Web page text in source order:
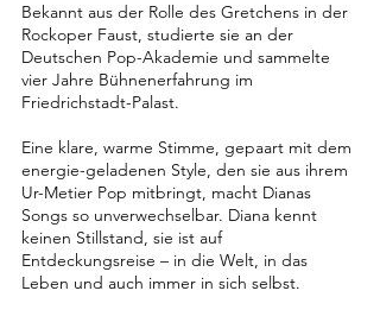
Bekannt aus der Rolle des Gretchens in der
Rockoper Faust, studierte sie an der
Deutschen Pop-Akademie und sammelte
vier Jahre Bühnenerfahrung im
Friedrichstadt-Palast.
Eine klare, warme Stimme, gepaart mit dem
energie-geladenen Style, den sie aus ihrem
Ur-Metier Pop mitbringt, macht Dianas
Songs so unverwechselbar. Diana kennt
keinen Stillstand, sie ist auf
Entdeckungsreise – in die Welt, in das
Leben und auch immer in sich selbst.